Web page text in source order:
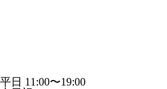
平日 11:00〜19:00